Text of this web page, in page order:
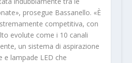
prosegue Bassanello. «È
competitiva, con
evolute come i 10 canali
un sistema di aspirazione
e lampade LED che